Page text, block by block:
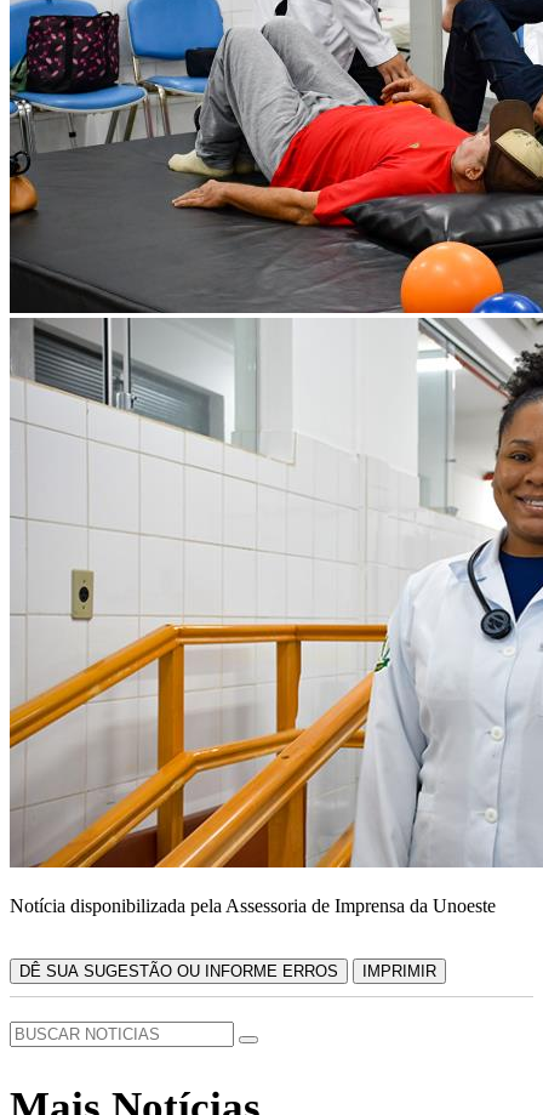
Notícia disponibilizada pela Assessoria de Imprensa da Unoeste
DÊ SUA SUGESTÃO OU INFORME ERROS IMPRIMIR